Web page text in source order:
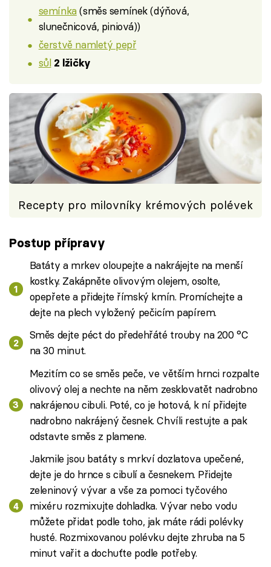
semínka(směs semínek (dýňová,
slunečnicová, piniová))
čerstvě namletý pepř
sůl 2 lžičky
Recepty pro milovníky krémových polévek
Postup přípravy
Batáty a mrkev oloupejte a nakrájejte na menší
kostky. Zakápněte olivovým olejem, osolte,
opepřete a přidejte římský kmín. Promíchejte a
dejte na plech vyložený pečicím papírem.
Směs dejte péct do předehřáté trouby na 200 °C
na 30 minut.
Mezitím co se směs peče, ve větším hrnci rozpalte
olivový olej a nechte na něm zesklovatět nadrobno
nakrájenou cibuli. Poté, co je hotová, k ní přidejte
nadrobno nakrájený česnek. Chvíli restujte a pak
odstavte směs z plamene.
Jakmile jsou batáty s mrkví dozlatova upečené,
dejte je do hrnce s cibulí a česnekem. Přidejte
zeleninový vývar a vše za pomoci tyčového
mixéru rozmixujte dohladka. Vývar nebo vodu
můžete přidat podle toho, jak máte rádi polévky
husté. Rozmixovanou polévku dejte zhruba na 5
minut vařit a dochuťte podle potřeby.